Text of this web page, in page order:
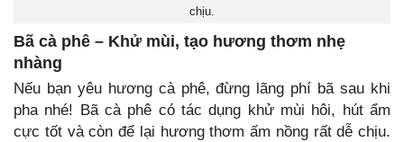
chịu.
Bã cà phê – Khử mùi, tạo hương thơm nhẹ
nhàng
Nếu bạn yêu hương cà phê, đừng lãng phí bã sau khi
pha nhé! Bã cà phê có tác dụng khử mùi hôi, hút ẩm
cực tốt và còn để lại hương thơm ấm nồng rất dễ chịu.